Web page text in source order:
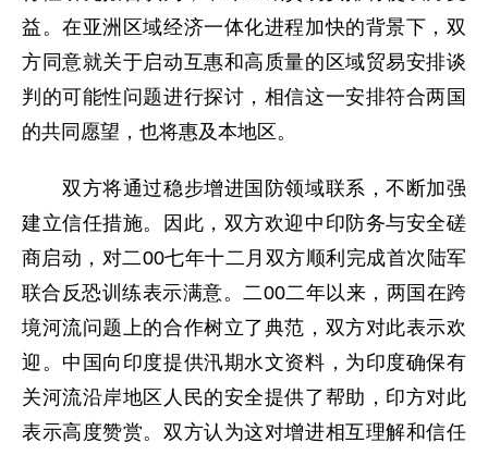
益。在亚洲区域经济一体化进程加快的背景下，双
方同意就关于启动互惠和高质量的区域贸易安排谈
判的可能性问题进行探讨，相信这一安排符合两国
的共同愿望，也将惠及本地区。
双方将通过稳步增进国防领域联系，不断加强
建立信任措施。因此，双方欢迎中印防务与安全磋
商启动，对二00七年十二月双方顺利完成首次陆军
联合反恐训练表示满意。二00二年以来，两国在跨
境河流问题上的合作树立了典范，双方对此表示欢
迎。中国向印度提供汛期水文资料，为印度确保有
关河流沿岸地区人民的安全提供了帮助，印方对此
表示高度赞赏。双方认为这对增进相互理解和信任